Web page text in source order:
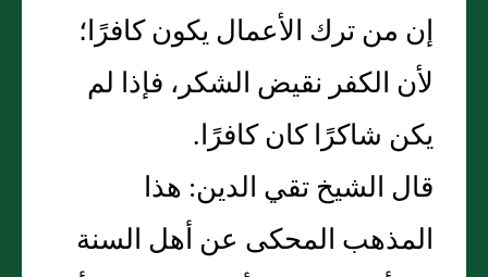
إن من ترك الأعمال يكون كافرًا؛
لأن الكفر نقيض الشكر، فإذا لم
يكن شاكرًا كان كافرًا‏.‏
قال الشيخ تقي الدين‏:‏ هذا
المذهب المحكى عن أهل السنة